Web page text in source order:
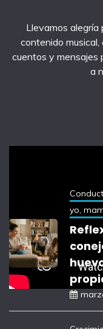
Llevamos
contenido
cuentos y mensajes
a
yo,